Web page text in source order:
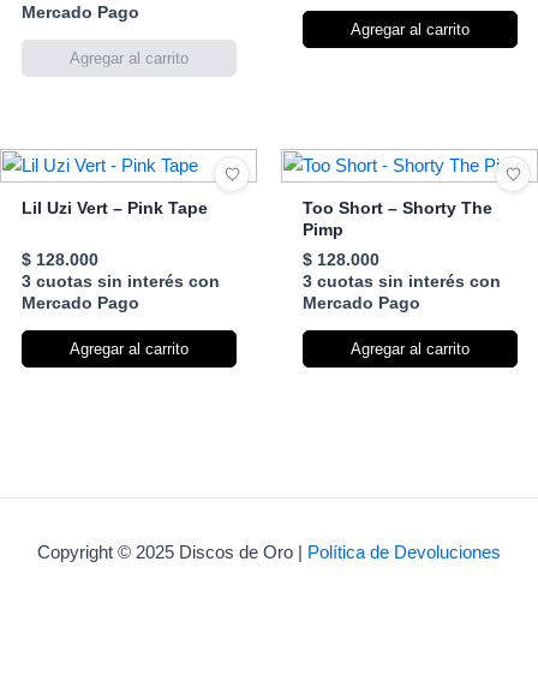
Mercado Pago
Agregar al carrito
Lil Uzi Vert – Pink Tape
$128.000
3 cuotas sin interés con
Mercado Pago
Agregar al carrito
Too Short – Shorty The
Pimp
$128.000
3 cuotas sin interés con
Mercado Pago
Agregar al carrito
Copyright © 2025 Discos de Oro | Política de Devoluciones